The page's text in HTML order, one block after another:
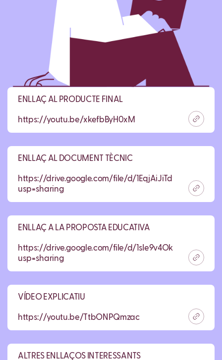
ENLLAÇ AL PRODUCTE FINAL
https://youtu.be/xkefbByH0xM
ENLLAÇ AL DOCUMENT TÈCNIC
https://drive.google.com/file/d/
usp=sharing
ENLLAÇ A LA PROPOSTA EDUCATIVA
https://drive.google.com/file/d/
usp=sharing
VÍDEO EXPLICATIU
https://youtu.be/TtbONPQmzac
ALTRES ENLLAÇOS INTERESSANTS